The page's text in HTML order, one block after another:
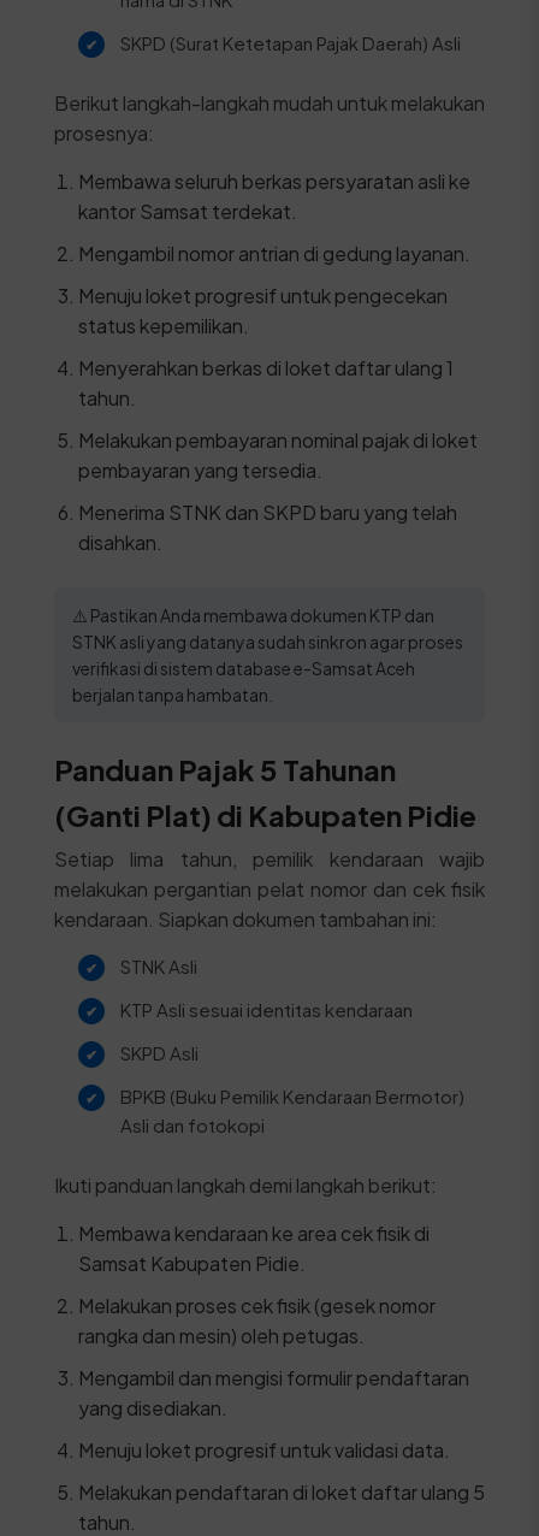
SKPD (Surat Ketetapan Pajak Daerah) Asli
Berikut langkah-langkah mudah untuk melakukan
prosesnya:
Membawa seluruh berkas persyaratan asli ke
kantor Samsat terdekat.
Mengambil nomor antrian di gedung layanan.
Menuju loket progresif untuk pengecekan
status kepemilikan.
Menyerahkan berkas di loket daftar ulang 1
tahun.
Melakukan pembayaran nominal pajak di loket
pembayaran yang tersedia.
Menerima STNK dan SKPD baru yang telah
disahkan.
⚠️ Pastikan Anda membawa dokumen KTP dan
STNK asli yang datanya sudah sinkron agar proses
verifikasi di sistem database e-Samsat Aceh
berjalan tanpa hambatan.
Panduan Pajak 5 Tahunan
(Ganti Plat) di Kabupaten Pidie
Setiap lima tahun, pemilik kendaraan wajib
melakukan pergantian pelat nomor dan cek fisik
kendaraan. Siapkan dokumen tambahan ini:
STNK Asli
KTP Asli sesuai identitas kendaraan
SKPD Asli
BPKB (Buku Pemilik Kendaraan Bermotor)
Asli dan fotokopi
Ikuti panduan langkah demi langkah berikut:
Membawa kendaraan ke area cek fisik di
Samsat Kabupaten Pidie.
Melakukan proses cek fisik (gesek nomor
rangka dan mesin) oleh petugas.
Mengambil dan mengisi formulir pendaftaran
yang disediakan.
Menuju loket progresif untuk validasi data.
Melakukan pendaftaran di loket daftar ulang 5
tahun.